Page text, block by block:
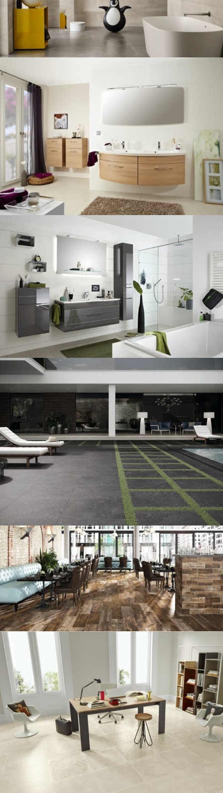
CARRELAGE INTÉRIEUR
LOVE TILES URBAN
SALLE DE BAIN
MEUBLE DE SALLE DE BAINS SÉRIE CASSCA
SALLE DE BAIN
MEUBLE DE SALLE DE BAINS SÉRIE EQUIDO
TERRASSE
LOVES TILES AVENUE
CARRELAGE INTÉRIEUR
COLORKER RETRO